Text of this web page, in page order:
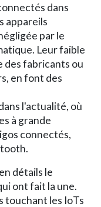
dans
appareils
par le
Leur faible
des fabricants ou
en font des
l'actualité, où
à grande
connectés,
détails le
ont fait la une.
touchant les IoTs